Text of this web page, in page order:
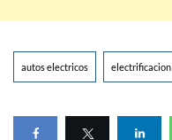
autos electricos electrificacion